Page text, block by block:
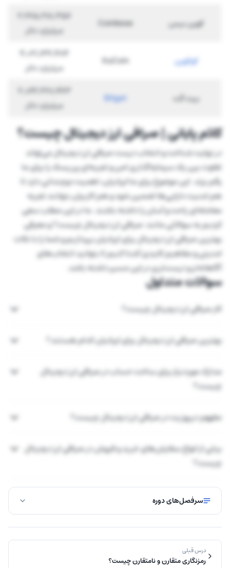
کوین بیس Coinbase
2,265,218,356
میلیارد دلار
کوکوین KuCoin
4,021,136,484
میلیارد دلار
بیت گت Bitget
2,064,228,463
میلیارد دلار
کلام پایانی | صرافی ارز دیجیتال چیست؟
در نهایت شناخت و انتخاب درست صرافی ارز دیجیتال می‌تواند
تفاوت بین یک سرمایه‌گذاری امن و تجربه‌ای پرریسک را برای ما
رقم بزند. این موضوع برای ما ایرانیان، اهمیت دوچندانی دارد تا
هم امنیت دارایی‌ها تضمین شود و هم کاربران بتوانند تجربه
معامله‌ای راحت و آسان را داشته باشند. ما در این مطلب سعی
کردیم به سوالاتی مانند: صرافی ارز دیجیتال چیست؟ و معرفی
بهترین صرافی ارز دیجیتال برای ایرانیان بپردازیم و شما را با نکات
امنیتی و مفاهیم کلیدی آشنا کنیم تا بتوانید انتخاب‌های
آگاهانه‌تر و درست‌تری در این مسیر داشته باشد.
سوالات متداول
کار صرافی ارز دیجیتال چیست؟
بهترین صرافی ارز دیجیتال برای ایرانیان کدام هستند؟
مدارک موردنیاز برای ساخت حساب در صرافی ارز دیجیتال
چیست؟
مفهوم دیپوزیت در صرافی ارز دیجیتال چیست؟
برخی از انواع سفارش‌های خرید و فروش در صرافی ارز دیجیتال
چیست؟
سرفصل‌های دوره
درس قبلی
رمزنگاری متقارن و نامتقارن چیست؟